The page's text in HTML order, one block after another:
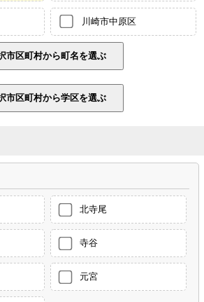
川崎市中原区
北寺尾
寺谷
元宮